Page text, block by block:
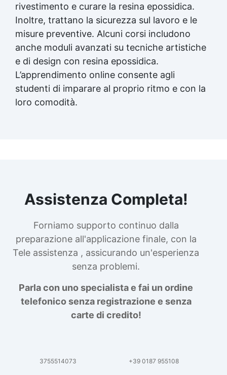
rivestimento e curare la resina epossidica.
Inoltre, trattano la sicurezza sul lavoro e le
misure preventive. Alcuni corsi includono
anche moduli avanzati su tecniche artistiche
e di design con resina epossidica.
L’apprendimento online consente agli
studenti di imparare al proprio ritmo e con la
loro comodità.
Assistenza Completa!
Forniamo supporto continuo dalla
preparazione all'applicazione finale, con la
Tele assistenza , assicurando un'esperienza
senza problemi.
Parla con uno specialista e fai un ordine
telefonico senza registrazione e senza
carte di credito!
3755514073 +39 0187 955108